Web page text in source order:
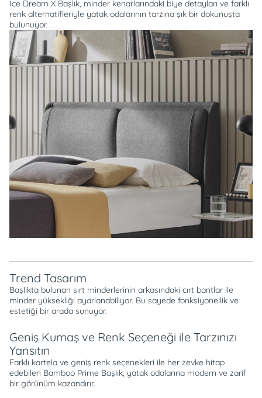
Ice Dream X Başlık, minder kenarlarındaki biye detayları ve farklı
renk alternatifleriyle yatak odalarının tarzına şık bir dokunuşta
bulunuyor.
Trend Tasarım
Başlıkta bulunan sırt minderlerinin arkasındaki cırt bantlar ile
minder yüksekliği ayarlanabiliyor. Bu sayede fonksiyonellik ve
estetiği bir arada sunuyor.
Geniş Kumaş ve Renk Seçeneği ile Tarzınızı
Yansıtın
Farklı kartela ve geniş renk seçenekleri ile her zevke hitap
edebilen Bamboo Prime Başlık, yatak odalarına modern ve zarif
bir görünüm kazandırır.